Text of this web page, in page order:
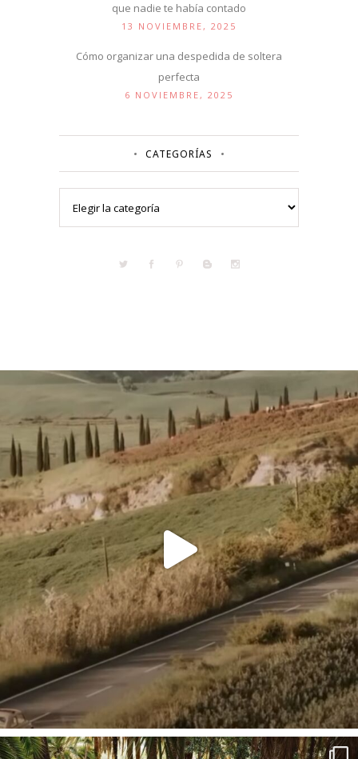
que nadie te había contado
13 NOVIEMBRE, 2025
Cómo organizar una despedida de soltera
perfecta
6 NOVIEMBRE, 2025
CATEGORÍAS